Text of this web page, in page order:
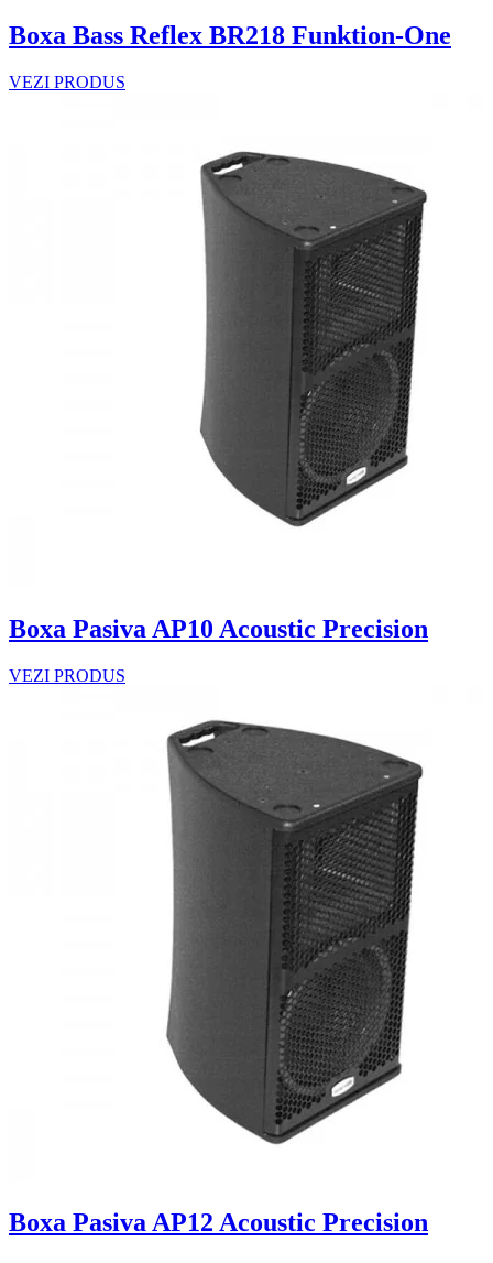
Boxa Bass Reflex BR218 Funktion-One
VEZI PRODUS
Boxa Pasiva AP10 Acoustic Precision
VEZI PRODUS
Boxa Pasiva AP12 Acoustic Precision